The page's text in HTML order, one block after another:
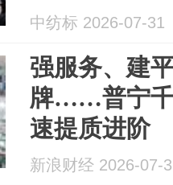
交流座谈会
中纺标 2026-07-31
强服务、建
牌……普宁千
速提质进阶
新浪财经 2026-07-